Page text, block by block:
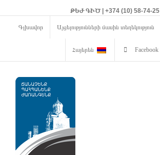
ԹԵԺ ԳԻԾ | +374 (10) 58-74-25
Գլխավոր Այցելությունների մասին տեղեկություն
Հայերեն Facebook